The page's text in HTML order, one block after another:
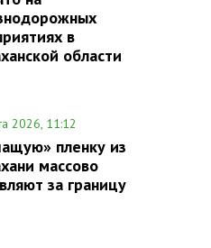
в
области
2026, 11:12
пленку из
массово
за границу